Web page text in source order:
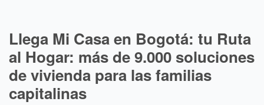
Llega Mi Casa en Bogotá: tu Ruta
al Hogar: más de 9.000 soluciones
de vivienda para las familias
capitalinas